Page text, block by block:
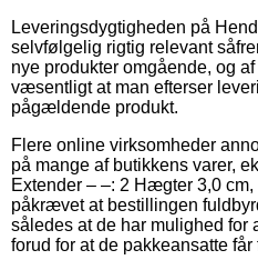
Leveringsdygtigheden på
selvfølgelig rigtig relevant
nye produkter omgående, og
væsentligt at man efterser
pågældende produkt.
Flere online virksomheder
på mange af butikkens varer,
Extender – –: 2 Hægter 3,0
påkrævet at bestillingen
således at de har mulighed for
forud for at de pakkeansatte får